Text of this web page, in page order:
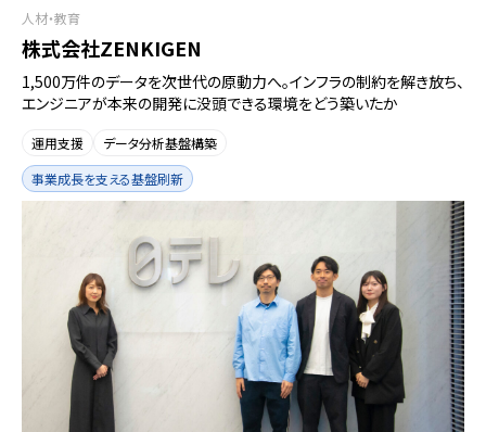
人材・教育
株式会社ZENKIGEN
1,500万件のデータを次世代の原動力へ。インフラの制約を解き放ち、
エンジニアが本来の開発に没頭できる環境をどう築いたか
運用支援
データ分析基盤構築
事業成長を支える基盤刷新